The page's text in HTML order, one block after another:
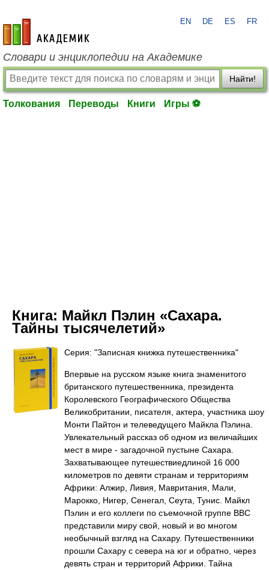
academic.ru
EN DE ES FR
Словари и энциклопедии на Академике
Найти!
Толкования Переводы Книги Игры ⚽
Книга: Майкл Пэлин «Сахара.
Тайны тысячелетий»
Серия: "Записная книжка путешественника"
Впервые на русском языке книга знаменитого
британского путешественника, президента
Королевского Географического Общества
Великобритании, писателя, актера, участника шоу
Монти Пайтон и телеведущего Майкла Пэлина.
Увлекательный рассказ об одном из величайших
мест в мире - загадочной пустыне Сахара.
Захватывающее путешествиедлиной 16 000
километров по девяти странам и территориям
Африки: Алжир, Ливия, Мавритания, Мали,
Марокко, Нигер, Сенегал, Сеута, Тунис. Майкл
Пэлин и его коллеги по съемочной группе BBC
представили миру свой, новый и во многом
необычный взгляд на Сахару. Путешественники
прошли Сахару с севера на юг и обратно, через
девять стран и территорий Африки. Тайна